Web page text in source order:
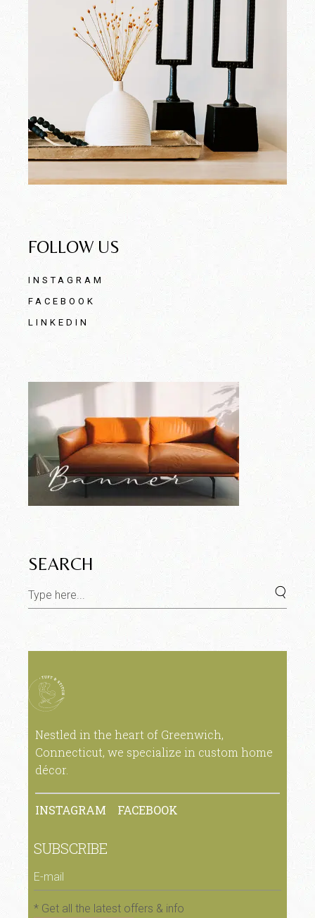
FOLLOW US
INSTAGRAM
FACEBOOK
LINKEDIN
SEARCH
Nestled in the heart of Greenwich,
Connecticut, we specialize in custom home
décor.
INSTAGRAM FACEBOOK
SUBSCRIBE
* Get all the latest offers & info